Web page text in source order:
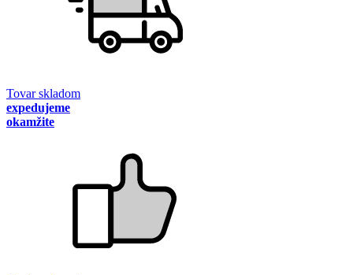
Tovar skladom
expedujeme
okamžite